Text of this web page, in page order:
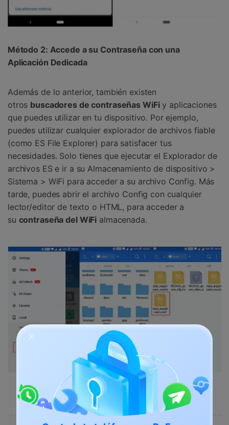
󠀰Método 2: Accede a su Contraseña con una
Aplicación Dedicada󠀲󠀩󠀥󠀦󠀨󠀣󠀥󠀢󠀳
Además de lo anterior, también existen
otros buscadores de contraseñas WiFi y aplicaciones
que puedes utilizar en tu dispositivo.󠀲󠀩󠀥󠀦󠀨󠀣󠀥󠀣󠀳󠀰 Por ejemplo,
puedes utilizar cualquier explorador de archivos fiable
(como ES File Explorer) para satisfacer tus
necesidades.󠀲󠀩󠀥󠀦󠀨󠀣󠀥󠀤󠀳󠀰 Solo tienes que ejecutar el Explorador de
archivos ES e ir a su Almacenamiento de dispositivo >
Sistema > WiFi para acceder a su archivo Config. Más
tarde, puedes abrir el archivo Config con cualquier
lector/editor de texto o HTML, para acceder a
su contraseña del WiFi almacenada.